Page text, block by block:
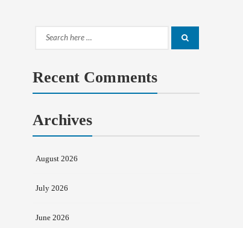
Search
Recent Comments
Archives
August 2026
July 2026
June 2026